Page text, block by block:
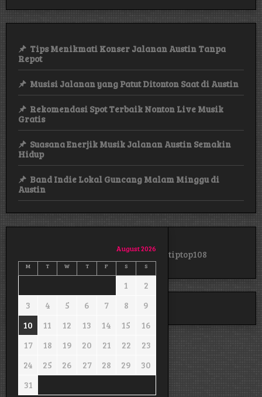
Tips Menikmati Konser Jalanan Austin Tanpa
Repot
Musisi Jalanan yang Patut Ditonton Saat di Austin
Rekomendasi Spot Terbaik Nonton Live Musik
Gratis
Suasana Enerjik Musik Jalanan Austin Semakin
Hidup
Band Indie Lokal Guncang Malam Minggu di
Austin
August 2026
M T W T F S S
1
2
3
4 5 6 7 8
9
10
11 12 13 14 15
16
17
18 19 20 21 22
23
24
25 26 27 28 29
30
31
tiptop108